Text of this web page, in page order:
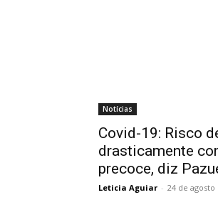
Notícias
Covid-19: Risco
drasticamente
precoce, diz
Leticia Aguiar - 24 de agosto